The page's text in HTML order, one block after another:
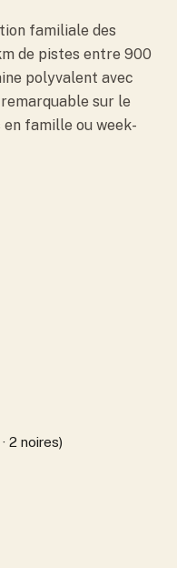
familiale des
de pistes entre 900
polyvalent avec
sur le
famille ou week-
2 noires)